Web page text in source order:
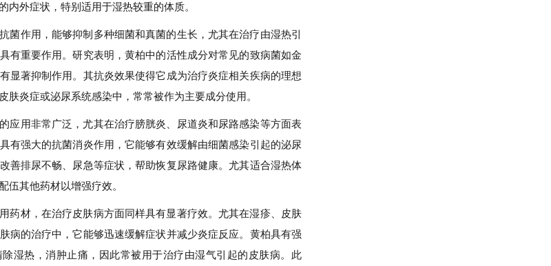
内外症状，特别适用于湿热较重的体质。
菌作用，能够抑制多种细菌和真菌的生长，尤其在治疗由湿热引
有重要作用。研究表明，黄柏中的活性成分对常见的致病菌如金
显著抑制作用。其抗炎效果使得它成为治疗炎症相关疾病的理想
肤炎症或泌尿系统感染中，常常被作为主要成分使用。
应用非常广泛，尤其在治疗膀胱炎、尿道炎和尿路感染等方面表
有强大的抗菌消炎作用，它能够有效缓解由细菌感染引起的泌尿
善排尿不畅、尿急等症状，帮助恢复尿路健康。尤其适合湿热体
伍其他药材以增强疗效。
药材，在治疗皮肤病方面同样具有显著疗效。尤其在湿疹、皮肤
病的治疗中，它能够迅速缓解症状并减少炎症反应。黄柏具有强
湿热，消肿止痛，因此常被用于治疗由湿气引起的皮肤病。此